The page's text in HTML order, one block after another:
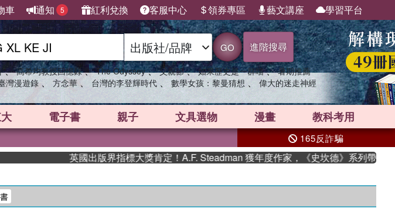
車 通知 5 紅利兌換 客服中心 領券專區 藝文講座 學習平台
GO 進階搜尋
、 高希均教授回憶錄 、 The Odyssey 、 父親節 、 如果歷史是一群喵 、 暑期推薦
灣漫遊錄 、 方念華 、 台灣的李登輝時代 、 數學女孩：黎曼猜想 、 偉大的迷走神經
電子書 親子 文具選物 漫畫 教科考用
165反詐騙
英國出版界指標大獎肯定！A.F. Steadman 獲年度作家，《史坎德》系列帶你踏上